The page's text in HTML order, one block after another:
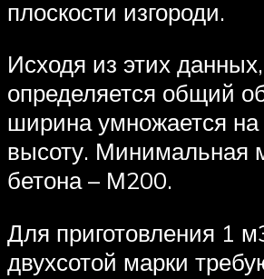
плоскости изгороди.
Исходя из этих данных,
определяется общий
ширина умножается на
высоту. Минимальная
бетона – М200.
Для приготовления 1
двухсотой марки